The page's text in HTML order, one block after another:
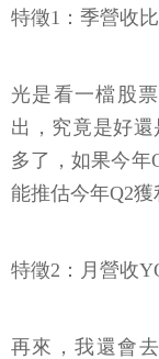
特徵1：季營收
光是看一檔股
出，究竟是好
多了，如果今年
能推估今年Q2獲
特徵2：月營收
再來，我還會